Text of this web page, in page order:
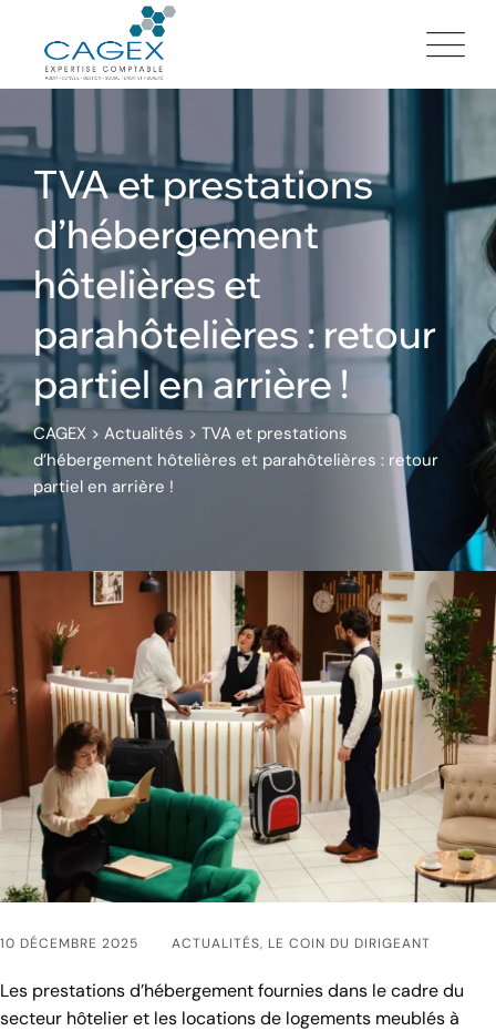
content
TVA et prestations
d’hébergement
hôtelières et
parahôtelières : retour
partiel en arrière !
CAGEX > Actualités > TVA et prestations
d’hébergement hôtelières et parahôtelières : retour
partiel en arrière !
10 DÉCEMBRE 2025 ACTUALITÉS, LE COIN DU DIRIGEANT
Les prestations d’hébergement fournies dans le cadre du
secteur hôtelier et les locations de logements meublés à